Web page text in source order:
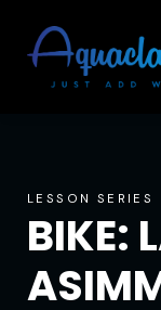
LESSON SERIES
BIKE: